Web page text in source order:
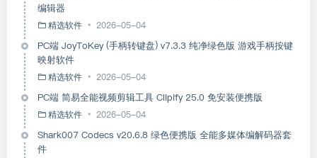
编辑器
精选软件 2026-05-04
PC端 JoyToKey (手柄转键盘) v7.3.3 纯净绿色版 游戏手柄按键
映射软件
精选软件 2026-05-04
PC端 简易全能视频剪辑工具 Clipify 25.0 免安装便携版
精选软件 2026-05-04
Shark007 Codecs v20.6.8 绿色便携版 全能多媒体编解码器套
件